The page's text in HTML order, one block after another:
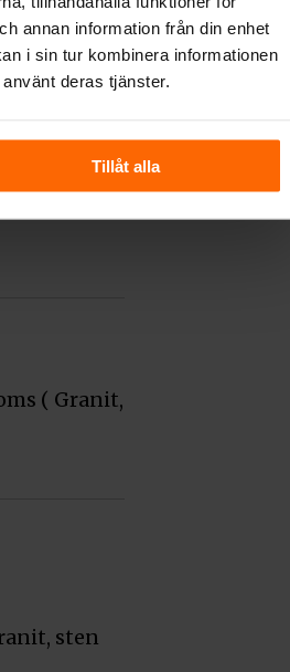
annan information från din enhet
i sin tur kombinera informationen
deras tjänster.
Tillåt alla
( Granit,
sten